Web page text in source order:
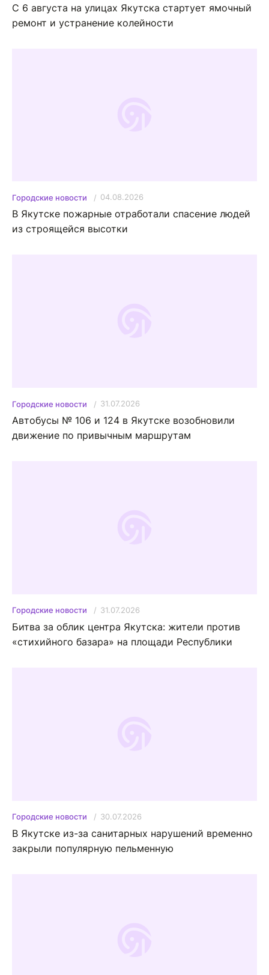
С 6 августа на улицах Якутска стартует ямочный
ремонт и устранение колейности
Городские новости 04.08.2026
В Якутске пожарные отработали спасение людей
из строящейся высотки
Городские новости 31.07.2026
Автобусы № 106 и 124 в Якутске возобновили
движение по привычным маршрутам
Городские новости 31.07.2026
Битва за облик центра Якутска: жители против
«стихийного базара» на площади Республики
Городские новости 30.07.2026
В Якутске из-за санитарных нарушений временно
закрыли популярную пельменную